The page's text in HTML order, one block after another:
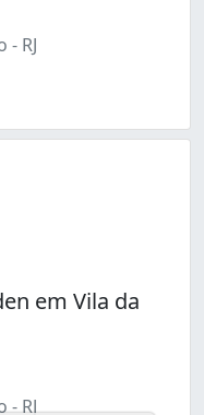
- RJ
em Vila da
- RJ